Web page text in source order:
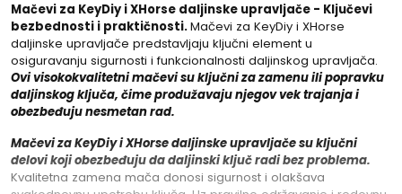
Mačevi za KeyDiy i XHorse daljinske upravljače - Ključevi
bezbednosti i praktičnosti.Mačevi za KeyDiy i XHorse
daljinske upravljače predstavljaju ključni element u
osiguravanju sigurnosti i funkcionalnosti daljinskog upravljača.
Ovi visokokvalitetni mačevi su ključni za zamenu ili popravku
daljinskog ključa, čime produžavaju njegov vek trajanja i
obezbeđuju nesmetan rad.
Mačevi za KeyDiy i XHorse daljinske upravljače su ključni
delovi koji obezbeđuju da daljinski ključ radi bez problema.
Kvalitetna zamena mača donosi sigurnost i olakšava